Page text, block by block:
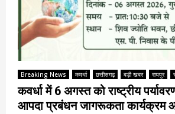
Breaking News कवर्धा छत्तीसगढ़ बड़ी खबर रायपुर
कवर्धा में 6 अगस्त को राष्ट्रीय
आपदा प्रबंधन जागरूकता कार्यक्रम